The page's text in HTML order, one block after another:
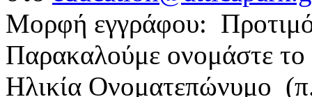
Μορφή εγγράφου:
Παρακαλούμε ονομάστε
Ηλικία